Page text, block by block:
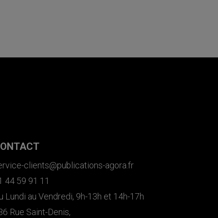
clients@publications-agora.fr
44 59 91 11
Lundi au Vendredi, 9h-13h et 14h-17h
Rue Saint-Denis,